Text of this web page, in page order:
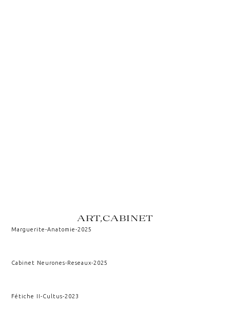
ART,CABINET
Marguerite-Anatomie-2025
Cabinet Neurones-Reseaux-2025
Fétiche II-Cultus-2023